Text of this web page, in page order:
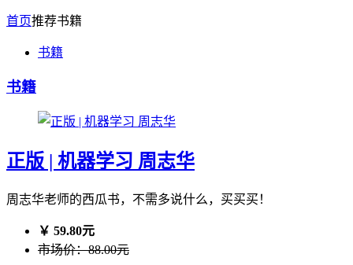
首页推荐书籍
书籍
书籍
正版 | 机器学习 周志华
周志华老师的西瓜书，不需多说什么，买买买！
￥ 59.80元
市场价：88.00元